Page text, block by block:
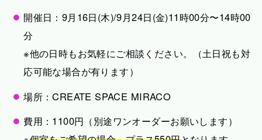
開催日：9月16日(木)/9月24日(金)11時00分〜14時00
分
※他の日時もお気軽にご相談ください。（土日祝も対
応可能な場合が有ります）
場所：CREATE SPACE MIRACO
費用：1100円（別途ワンオーダーお願いします）